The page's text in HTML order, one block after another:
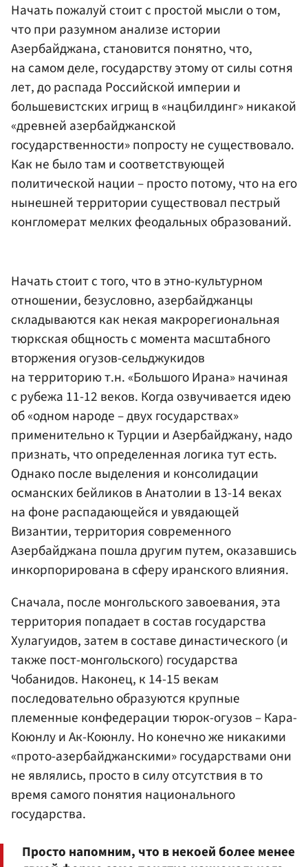
Начать пожалуй стоит с простой мысли о том,
что при разумном анализе истории
Азербайджана, становится понятно, что,
на самом деле, государству этому от силы сотня
лет, до распада Российской империи и
большевистских игрищ в «нацбилдинг» никакой
«древней азербайджанской
государственности» попросту не существовало.
Как не было там и соответствующей
политической нации – просто потому, что на его
нынешней территории существовал пестрый
конгломерат мелких феодальных образований.
Начать стоит с того, что в этно-культурном
отношении, безусловно, азербайджанцы
складываются как некая макрорегиональная
тюркская общность с момента масштабного
вторжения огузов-сельджукидов
на территорию т.н. «Большого Ирана» начиная
с рубежа 11-12 веков. Когда озвучивается идею
об «одном народе – двух государствах»
применительно к Турции и Азербайджану, надо
признать, что определенная логика тут есть.
Однако после выделения и консолидации
османских бейликов в Анатолии в 13-14 веках
на фоне распадающейся и увядающей
Византии, территория современного
Азербайджана пошла другим путем, оказавшись
инкорпорирована в сферу иранского влияния.
Сначала, после монгольского завоевания, эта
территория попадает в состав государства
Хулагуидов, затем в составе династического (и
также пост-монгольского) государства
Чобанидов. Наконец, к 14-15 векам
последовательно образуются крупные
племенные конфедерации тюрок-огузов – Кара-
Коюнлу и Ак-Коюнлу. Но конечно же никакими
«прото-азербайджанскими» государствами они
не являлись, просто в силу отсутствия в то
время самого понятия национального
государства.
Просто напомним, что в некоей более менее